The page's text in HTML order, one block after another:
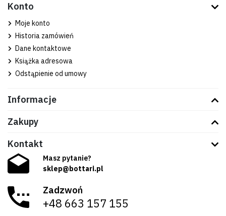
Konto
Moje konto
Historia zamówień
Dane kontaktowe
Książka adresowa
Odstąpienie od umowy
Informacje
Zakupy
Kontakt
Masz pytanie?
sklep@bottari.pl
Zadzwoń
+48 663 157 155